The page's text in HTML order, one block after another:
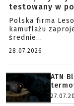
testowany w
Polska firma
kamuflażu
średnie...
28.07.2026
ATN